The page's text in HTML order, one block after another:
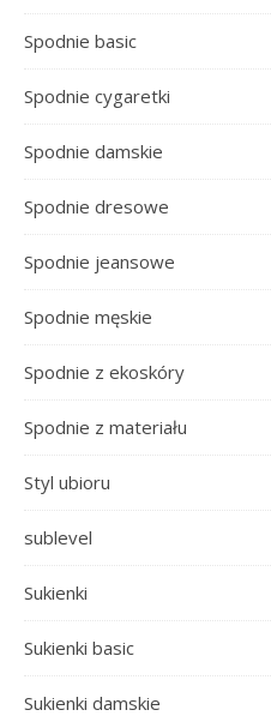
Spodnie basic
Spodnie cygaretki
Spodnie damskie
Spodnie dresowe
Spodnie jeansowe
Spodnie męskie
Spodnie z ekoskóry
Spodnie z materiału
Styl ubioru
sublevel
Sukienki
Sukienki basic
Sukienki damskie